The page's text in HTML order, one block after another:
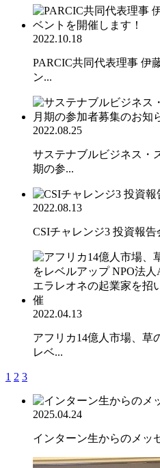
2022.10.18
PARCIC共同代表理事 伊
ン...
2022.08.25
サステナブルビジネス・
期の参...
2022.08.13
CSIチャレンジ3 投資報
2022.04.13
アフリカ14億人市場、草
レベ...
1 2 3
2025.04.24
インターン生からのメッ